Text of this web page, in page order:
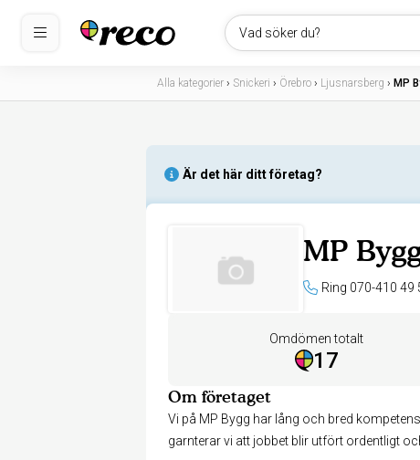
Vad söker du?
Alla kategorier › Snickeri › Örebro › Ljusnarsberg › MP
Är det här ditt företag?
MP
Ring 070-410 49
Omdömen totalt
17
Om företaget
Vi på MP Bygg har lång och bred
garnterar vi att jobbet blir utfört ordentligt